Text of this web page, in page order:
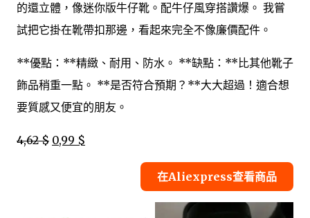
的還立體，像迷你版牛仔靴。配牛仔風穿搭讚爆。 我嘗
試把它掛在靴帶扣那邊，看起來完全不像廉價配件。
**優點：**精緻、耐用、防水。 **缺點：**比其他靴子
飾品稍重一點。 **是否符合預期？**大大超過！適合想
要質感又便宜的朋友。
4,62 $ 0,99 $
在Aliexpress查看商品